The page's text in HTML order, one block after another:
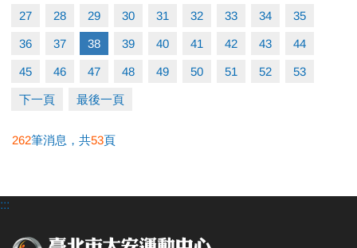
※須單次購買75元之票種，補票不列入優惠。使用U-
sport條碼刷進場，僅供50元全票，如須使用優惠，敬
請至櫃台購買。
- 可一樓櫃台購票、APP購票。
27 28 29 30 31 32 33 34 35
36 37 38 39 40 41 42 43 44
45 46 47 48 49 50 51 52 53
下一頁 最後一頁
262筆消息，共53頁
:::